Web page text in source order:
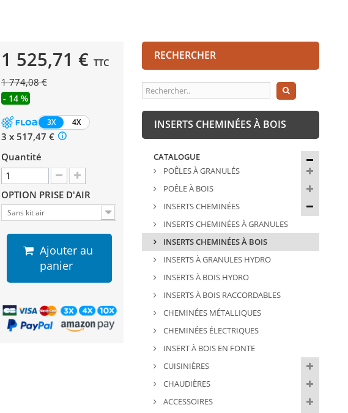
1 525,71 € TTC
1 774,08 €
- 14 %
3X 4X
3 x 517,47 €
Quantité
OPTION PRISE D'AIR
Sans kit air
Ajouter au
panier
RECHERCHER
INSERTS CHEMINÉES À BOIS
CATALOGUE
POÊLES À GRANULÉS
POÊLE À BOIS
INSERTS CHEMINÉES
INSERTS CHEMINÉES À GRANULES
INSERTS CHEMINÉES À BOIS
INSERTS À GRANULES HYDRO
INSERTS À BOIS HYDRO
INSERTS À BOIS RACCORDABLES
CHEMINÉES MÉTALLIQUES
CHEMINÉES ÉLECTRIQUES
INSERT À BOIS EN FONTE
CUISINIÈRES
CHAUDIÈRES
ACCESSOIRES